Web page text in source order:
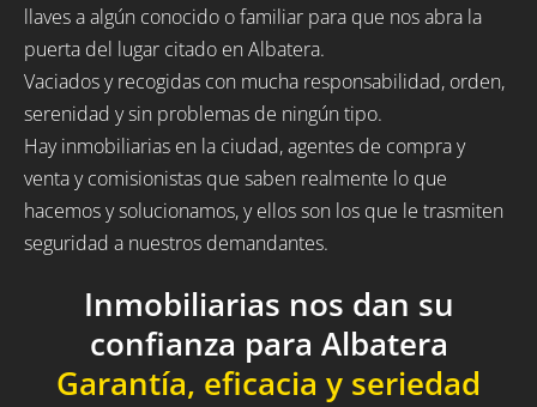
llaves a algún conocido o familiar para que nos abra la
puerta del lugar citado en Albatera.
Vaciados y recogidas con mucha responsabilidad, orden,
serenidad y sin problemas de ningún tipo.
Hay inmobiliarias en la ciudad, agentes de compra y
venta y comisionistas que saben realmente lo que
hacemos y solucionamos, y ellos son los que le trasmiten
seguridad a nuestros demandantes.
Inmobiliarias nos dan su
confianza para Albatera
Garantía, eficacia y seriedad